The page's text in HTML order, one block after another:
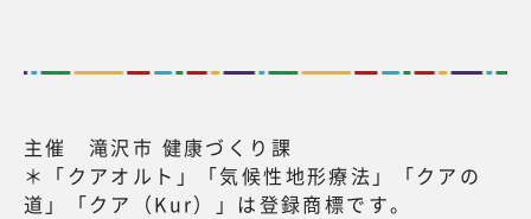
主催 滝沢市 健康づくり課
＊「クアオルト」「気候性地形療法」「クアの
道」「クア（Kur）」は登録商標です。